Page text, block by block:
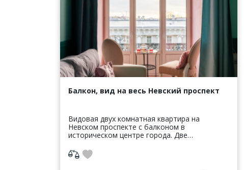
Балкон, вид на весь Невский проспект
Видовая двух комнатная квартира на
Невском проспекте с балконом в
историческом центре города. Две
необходимым для комфортного проживания.
Отдельная кухня. Ок...